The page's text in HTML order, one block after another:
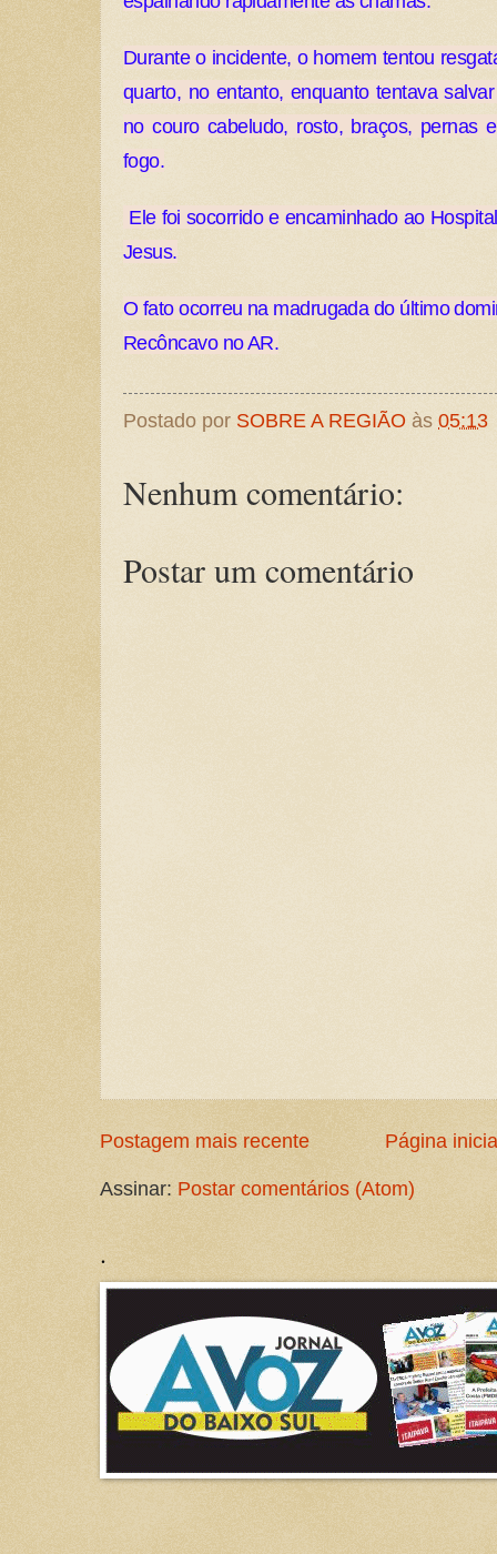
Durante o incidente, o homem tentou
quarto, no entanto, enquanto tentava
no couro cabeludo, rosto, braços, pernas
fogo.
Ele foi socorrido e encaminhado ao
Jesus.
O fato ocorreu na madrugada do último
Recôncavo no AR.
Postado por SOBRE A REGIÃO às 05:13
Nenhum comentário:
Postar um comentário
Postagem mais recente Página
Assinar: Postar comentários (Atom)
.